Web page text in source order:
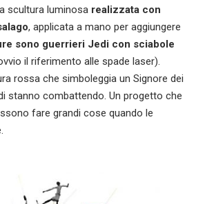
scultura luminosa realizzata con
, applicata a mano per aggiungere
sono guerrieri Jedi con sciabole
il riferimento alle spade laser).
rossa che simboleggia un Signore dei
stanno combattendo. Un progetto che
fare grandi cose quando le